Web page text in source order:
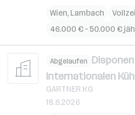
Wien, Lambach
46.000 € – 50.000 €
Abgelaufen
internationalen
GARTNER KG
18.6.2026